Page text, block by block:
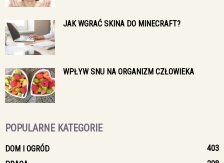
JAK WGRAĆ SKINA DO MINECRAFT?
WPŁYW SNU NA ORGANIZM CZŁOWIEKA
POPULARNE KATEGORIE
DOM I OGRÓD
403